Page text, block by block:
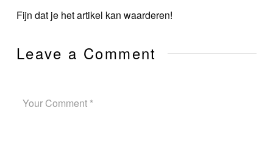
Fijn dat je het artikel kan waarderen!
Leave a Comment